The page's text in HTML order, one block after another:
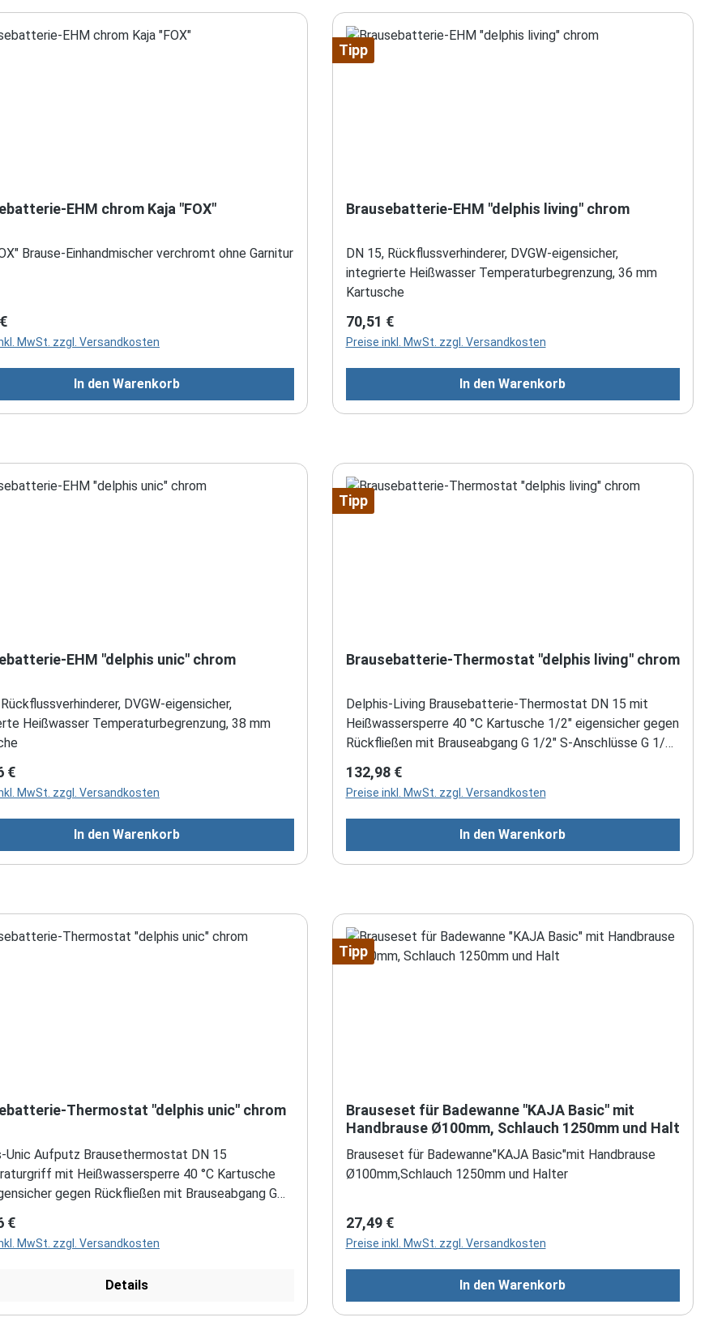
Brausebatterie-EHM chrom Kaja "FOX"
Brause-Einhandmischer verchromt ohne Garnitur
Preis:
MwSt. zzgl. Versandkosten
In den Warenkorb
Tipp
Brausebatterie-EHM "delphis living" chrom
DN 15, Rückflussverhinderer, DVGW-eigensicher,
integrierte Heißwasser Temperaturbegrenzung, 36 mm
Kartusche
Regulärer Preis:
70,51 €
Preise inkl. MwSt. zzgl. Versandkosten
In den Warenkorb
EHM "delphis unic" chrom
DVGW-eigensicher,
Heißwasser Temperaturbegrenzung, 38 mm
Preis:
€
MwSt. zzgl. Versandkosten
In den Warenkorb
Tipp
Brausebatterie-Thermostat "delphis living" chrom
Delphis-Living Brausebatterie-Thermostat DN 15 mit
Heißwassersperre 40 °C Kartusche 1/2" eigensicher gegen
Rückfließen mit Brauseabgang G 1/2" S-Anschlüsse G 1/2"
Regulärer Preis:
132,98 €
Preise inkl. MwSt. zzgl. Versandkosten
In den Warenkorb
Thermostat "delphis unic" chrom
Unic Aufputz Brausethermostat DN 15
mit Heißwassersperre 40 °C Kartusche
gegen Rückfließen mit Brauseabgang G
Preis:
€
MwSt. zzgl. Versandkosten
Details
Tipp
Brauseset für Badewanne "KAJA Basic" mit
Handbrause Ø100mm, Schlauch 1250mm und Halt
Brauseset für Badewanne"KAJA Basic"mit Handbrause
Ø100mm,Schlauch 1250mm und Halter
Regulärer Preis:
27,49 €
Preise inkl. MwSt. zzgl. Versandkosten
In den Warenkorb